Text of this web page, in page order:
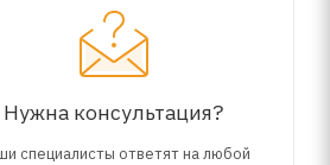
Нужна консультация?
специалисты ответят на любой